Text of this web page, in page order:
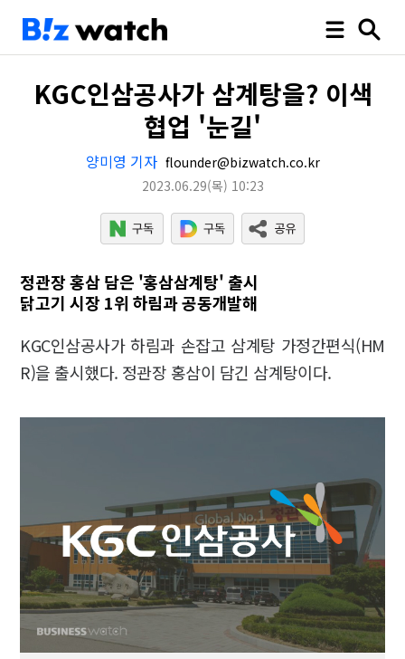
KGC인삼공사가 삼계탕을? 이색
협업 '눈길'
양미영 기자 flounder@bizwatch.co.kr
2023.06.29(목) 10:23
정관장 홍삼 담은 '홍삼삼계탕' 출시
닭고기 시장 1위 하림과 공동개발해
KGC인삼공사가 하림과 손잡고 삼계탕 가정간편식(HM
R)을 출시했다. 정관장 홍삼이 담긴 삼계탕이다.